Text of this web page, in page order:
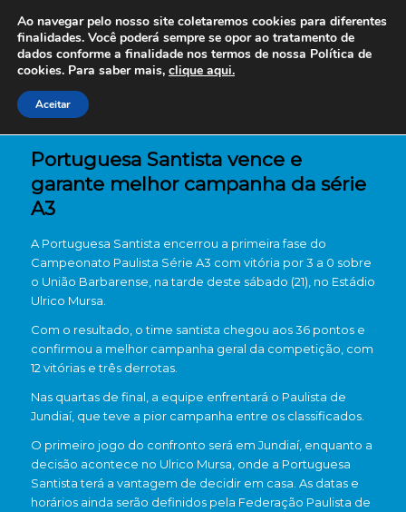
Portuguesa Santista vence e
garante melhor campanha da série
A3
A Portuguesa Santista encerrou a primeira fase do
Campeonato Paulista Série A3 com vitória por 3 a 0 sobre
o União Barbarense , na tarde deste sábado (21), no Estádio
Ulrico Mursa.
Com o resultado, o time santista chegou aos 36 pontos e
confirmou a melhor campanha geral da competição, com
12 vitórias e três derrotas.
Nas quartas de final, a equipe enfrentará o Paulista de
Jundiaí, que teve a pior campanha entre os classificados.
O primeiro jogo do confronto será em Jundiaí, enquanto a
decisão acontece no Ulrico Mursa, onde a Portuguesa
Santista terá a vantagem de decidir em casa. As datas e
horários ainda serão definidos pela Federação Paulista de
Ao navegar pelo nosso site coletaremos cookies para diferentes
finalidades. Você poderá sempre se opor ao tratamento de
dados conforme a finalidade nos termos de nossa Política de
cookies. Para saber mais, clique aqui.
Aceitar